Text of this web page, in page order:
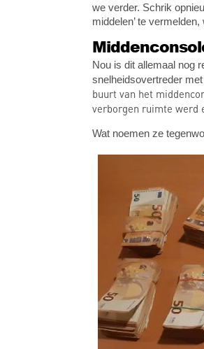
we verder. Schrik
middelen’ te
Nou is dit allemaal nog
snelheidsovertreder
buurt van het
verborgen ruimte werd
Wat noemen ze